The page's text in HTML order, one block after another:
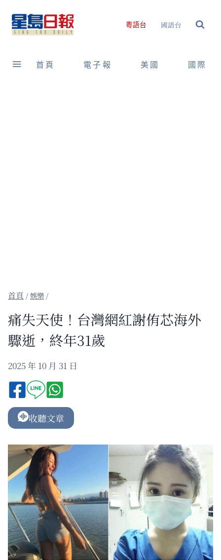
content
粵語台 國語台
首頁 電子報 美國 國際
/娛樂 /
痛失天使！台灣網紅謝侑芯海外
驟逝，終年31歲
2025 年 10 月 31 日
收聽文章